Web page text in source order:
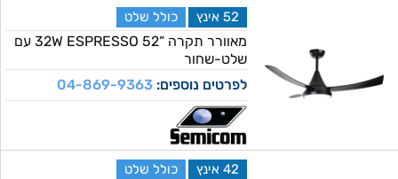
52 אינץ כולל שלט
מאוורר תקרה “32W ESPRESSO 52 עם
שלט-שחור
לפרטים נוספים:04-869-9363
42 אינץ כולל שלט